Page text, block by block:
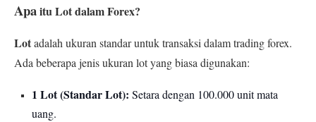
Apaitu Lot dalam Forex?
Lotadalah ukuran standar untuk transaksi dalam trading forex.
Ada beberapa jenis ukuran lot yang biasa digunakan:
1 Lot (Standar Lot): Setara dengan 100.000 unit mata
uang.